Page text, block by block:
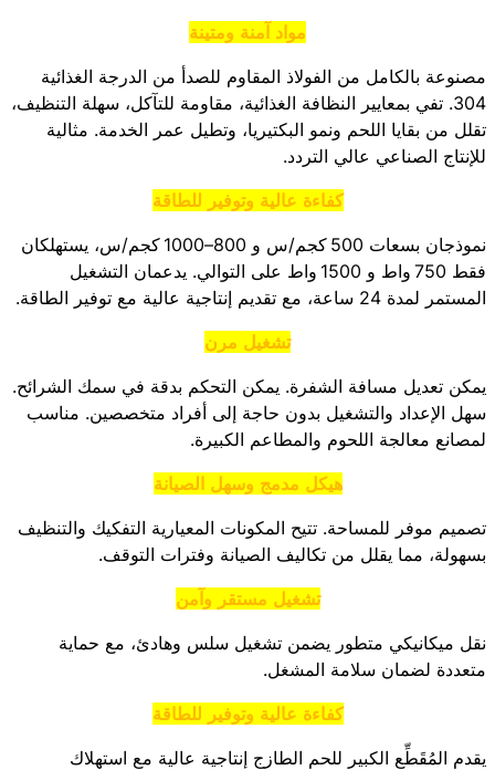
مواد آمنة ومتينة
مصنوعة بالكامل من الفولاذ المقاوم للصدأ من الدرجة الغذائية
304. تفي بمعايير النظافة الغذائية، مقاومة للتآكل، سهلة التنظيف،
تقلل من بقايا اللحم ونمو البكتيريا، وتطيل عمر الخدمة. مثالية
للإنتاج الصناعي عالي التردد.
كفاءة عالية وتوفير للطاقة
نموذجان بسعات 500 كجم/س و 800–1000 كجم/س، يستهلكان
فقط 750 واط و 1500 واط على التوالي. يدعمان التشغيل
المستمر لمدة 24 ساعة، مع تقديم إنتاجية عالية مع توفير الطاقة.
تشغيل مرن
يمكن تعديل مسافة الشفرة. يمكن التحكم بدقة في سمك الشرائح.
سهل الإعداد والتشغيل بدون حاجة إلى أفراد متخصصين. مناسب
لمصانع معالجة اللحوم والمطاعم الكبيرة.
هيكل مدمج وسهل الصيانة
تصميم موفر للمساحة. تتيح المكونات المعيارية التفكيك والتنظيف
بسهولة، مما يقلل من تكاليف الصيانة وفترات التوقف.
تشغيل مستقر وآمن
نقل ميكانيكي متطور يضمن تشغيل سلس وهادئ، مع حماية
متعددة لضمان سلامة المشغل.
كفاءة عالية وتوفير للطاقة
يقدم المُقَطِّع الكبير للحم الطازج إنتاجية عالية مع استهلاك